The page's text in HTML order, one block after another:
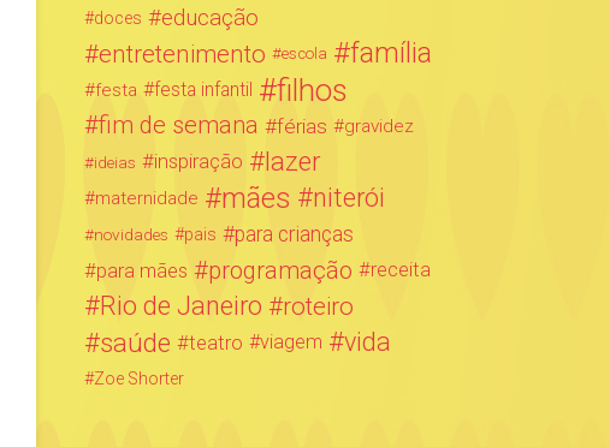
doces educação
entretenimento escola família
festa festa infantil filhos
fim de semana férias gravidez
ideias inspiração lazer
maternidade mães niterói
novidades pais
para crianças
para mães
programação receita
Rio de Janeiro roteiro
saúde teatro viagem vida
Zoe Shorter